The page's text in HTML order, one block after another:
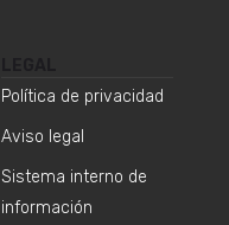
Política de privacidad
Aviso legal
Sistema interno de
información